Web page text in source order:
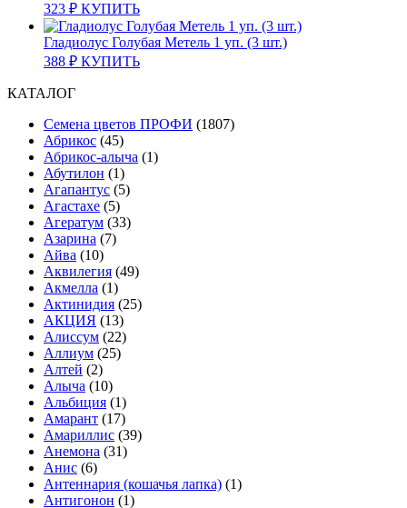
323 ₽ КУПИТЬ
Гладиолус Голубая Метель 1 уп. (3 шт.)
388 ₽ КУПИТЬ
КАТАЛОГ
Cемена цветов ПРОФИ (1807)
Абрикос (45)
Абрикос-алыча (1)
Абутилон (1)
Агапантус (5)
Агастахе (5)
Агератум (33)
Азарина (7)
Айва (10)
Аквилегия (49)
Акмелла (1)
Актинидия (25)
АКЦИЯ (13)
Алиссум (22)
Аллиум (25)
Алтей (2)
Алыча (10)
Альбиция (1)
Амарант (17)
Амариллис (39)
Анемона (31)
Анис (6)
Антеннария (кошачья лапка) (1)
Антигонон (1)